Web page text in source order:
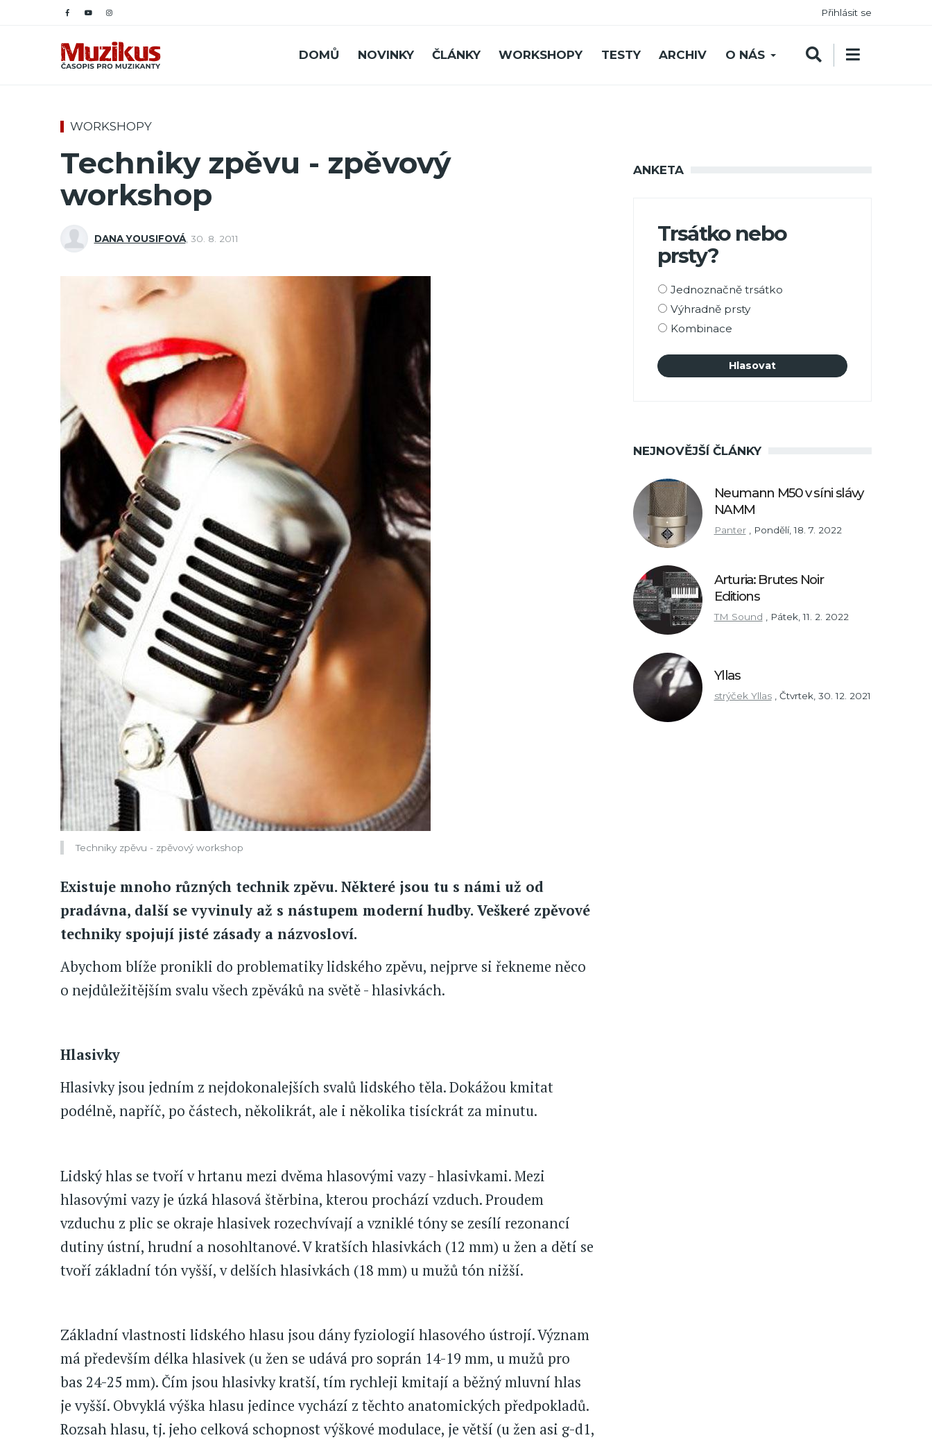
Přihlásit se
DOMŮ NOVINKY ČLÁNKY WORKSHOPY TESTY ARCHIV O NÁS
WORKSHOPY
Techniky zpěvu - zpěvový
workshop
DANA YOUSIFOVÁ, 30. 8. 2011
Techniky zpěvu - zpěvový workshop
Existuje mnoho různých technik zpěvu. Některé jsou tu s námi už od
pradávna, další se vyvinuly až s nástupem moderní hudby. Veškeré zpěvové
techniky spojují jisté zásady a názvosloví.
Abychom blíže pronikli do problematiky lidského zpěvu, nejprve si řekneme něco
o nejdůležitějším svalu všech zpěváků na světě - hlasivkách.
Hlasivky
Hlasivky jsou jedním z nejdokonalejších svalů lidského těla. Dokážou kmitat
podélně, napříč, po částech, několikrát, ale i několika tisíckrát za minutu.
Lidský hlas se tvoří v hrtanu mezi dvěma hlasovými vazy - hlasivkami. Mezi
hlasovými vazy je úzká hlasová štěrbina, kterou prochází vzduch. Proudem
vzduchu z plic se okraje hlasivek rozechvívají a vzniklé tóny se zesílí rezonancí
dutiny ústní, hrudní a nosohltanové. V kratších hlasivkách (12 mm) u žen a dětí se
tvoří základní tón vyšší, v delších hlasivkách (18 mm) u mužů tón nižší.
Základní vlastnosti lidského hlasu jsou dány fyziologií hlasového ústrojí. Význam
má především délka hlasivek (u žen se udává pro soprán 14-19 mm, u mužů pro
bas 24-25 mm). Čím jsou hlasivky kratší, tím rychleji kmitají a běžný mluvní hlas
je vyšší. Obvyklá výška hlasu jedince vychází z těchto anatomických předpokladů.
Rozsah hlasu, tj. jeho celková schopnost výškové modulace, je větší (u žen asi g-d1,
ANKETA
Trsátko nebo
prsty?
Možnosti
výběru
Jednoznačně trsátko
Výhradně prsty
Kombinace
NEJNOVĚJŠÍ ČLÁNKY
Neumann M50 v síni slávy
NAMM
Panter Pondělí, 18. 7. 2022
Arturia: Brutes Noir
Editions
TM Sound , Pátek, 11. 2. 2022
Yllas
strýček Yllas Čtvrtek, 30. 12. 2021